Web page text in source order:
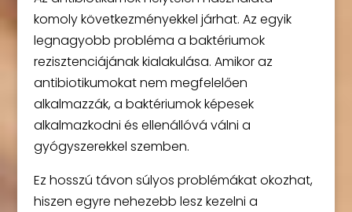
komoly következményekkel járhat. Az egyik
legnagyobb probléma a baktériumok
rezisztenciájának kialakulása. Amikor az
antibiotikumokat nem megfelelően
alkalmazzák, a baktériumok képesek
alkalmazkodni és ellenállóvá válni a
gyógyszerekkel szemben.
Ez hosszú távon súlyos problémákat okozhat,
hiszen egyre nehezebb lesz kezelni a